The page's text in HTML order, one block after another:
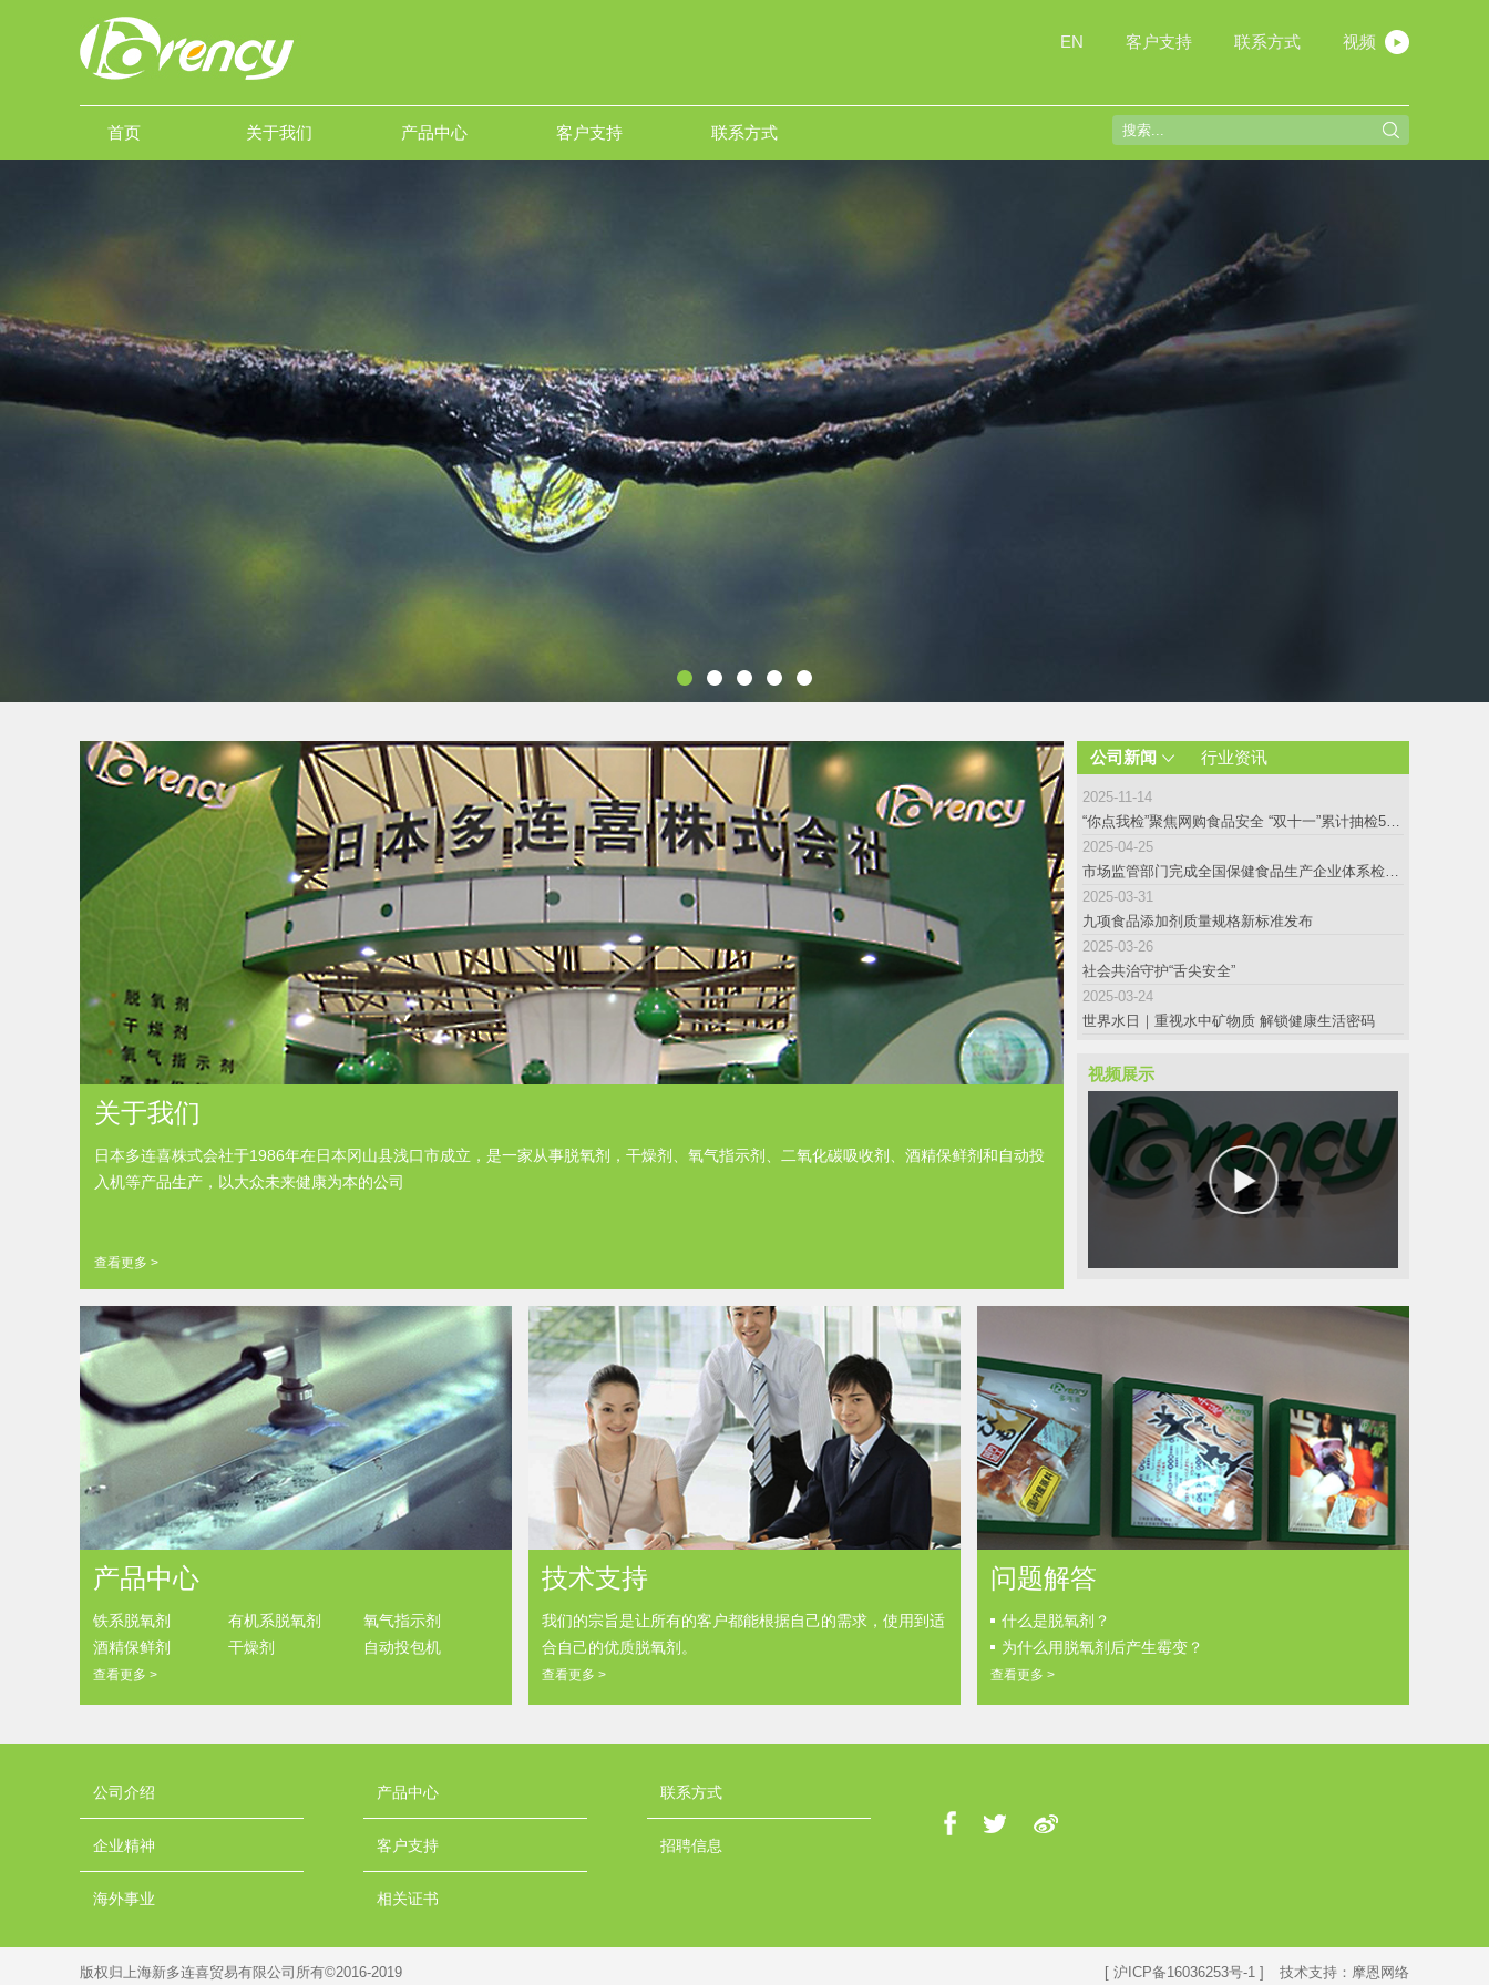
EN 客户支持 联系方式 视频
首页 关于我们 产品中心 客户支持 联系方式
关于我们
日本多连喜株式会社于1986年在日本冈山县浅口市成立，是一家从事脱氧剂，干燥剂、氧气指示剂、二氧化碳吸收剂、酒精保鲜剂和自动投
入机等产品生产，以大众未来健康为本的公司
查看更多 >
公司新闻 行业资讯
2025-11-14
“你点我检”聚焦网购食品安全 “双十一”累计抽检59万批次
2025-04-25
市场监管部门完成全国保健食品生产企业体系检查首轮全覆盖
2025-03-31
九项食品添加剂质量规格新标准发布
2025-03-26
社会共治守护“舌尖安全”
2025-03-24
世界水日｜重视水中矿物质 解锁健康生活密码
视频展示
产品中心
铁系脱氧剂 有机系脱氧剂
氧气指示剂
酒精保鲜剂
干燥剂 自动投包机
查看更多 >
技术支持
我们的宗旨是让所有的客户都能根据自己的需求，使用到适
合自己的优质脱氧剂。
查看更多 >
问题解答
什么是脱氧剂？
为什么用脱氧剂后产生霉变？
查看更多 >
公司介绍
企业精神
海外事业
产品中心
客户支持
相关证书
联系方式
招聘信息
版权归上海新多连喜贸易有限公司所有©2016-2019 [ 沪ICP备16036253号-1 ] 技术支持：摩恩网络